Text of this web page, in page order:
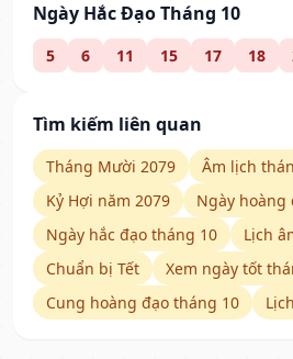
Ngày Hắc Đạo Tháng 10
5 6 11 15 17 18
Tìm kiếm liên quan
Tháng Mười 2079
Âm lịch
Kỷ Hợi năm 2079
Ngày hoàng
Ngày hắc đạo tháng 10
Lịch
Chuẩn bị Tết
Xem ngày tốt
Cung hoàng đạo tháng 10